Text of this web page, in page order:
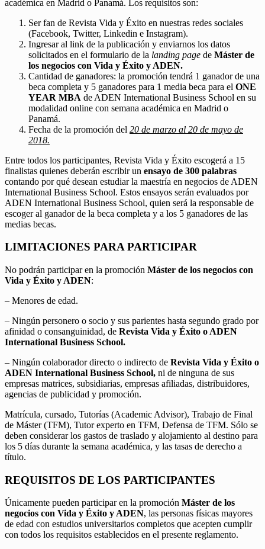
académica en Madrid o Panamá. Los requisitos son:
Ser fan de Revista Vida y Éxito en nuestras redes sociales
(Facebook, Twitter, Linkedin e Instagram).
Ingresar al link de la publicación y enviarnos los datos
solicitados en el formulario de la landing page de Máster de
los negocios con Vida y Éxito y ADEN.
Cantidad de ganadores: la promoción tendrá 1 ganador de una
beca completa y 5 ganadores para 1 media beca para el ONE
YEAR MBA de ADEN International Business School en su
modalidad online con semana académica en Madrid o
Panamá.
Fecha de la promoción del 20 de marzo al 20 de mayo de
2018.
Entre todos los participantes, Revista Vida y Éxito escogerá a 15
finalistas quienes deberán escribir un ensayo de 300 palabras
contando por qué desean estudiar la maestría en negocios de ADEN
International Business School. Estos ensayos serán evaluados por
ADEN International Business School, quien será la responsable de
escoger al ganador de la beca completa y a los 5 ganadores de las
medias becas.
LIMITACIONES PARA PARTICIPAR
No podrán participar en la promoción Máster de los negocios con
Vida y Éxito y ADEN:
– Menores de edad.
– Ningún personero o socio y sus parientes hasta segundo grado por
afinidad o consanguinidad, de Revista Vida y Éxito o ADEN
International Business School.
– Ningún colaborador directo o indirecto de Revista Vida y Éxito o
ADEN International Business School, ni de ninguna de sus
empresas matrices, subsidiarias, empresas afiliadas, distribuidores,
agencias de publicidad y promoción.
Matrícula, cursado, Tutorías (Academic Advisor), Trabajo de Final
de Máster (TFM), Tutor experto en TFM, Defensa de TFM. Sólo se
deben considerar los gastos de traslado y alojamiento al destino para
los 5 días durante la semana académica, y las tasas de derecho a
título.
REQUISITOS DE LOS PARTICIPANTES
Únicamente pueden participar en la promoción Máster de los
negocios con Vida y Éxito y ADEN, las personas físicas mayores
de edad con estudios universitarios completos que acepten cumplir
con todos los requisitos establecidos en el presente reglamento.